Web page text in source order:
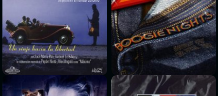
> >